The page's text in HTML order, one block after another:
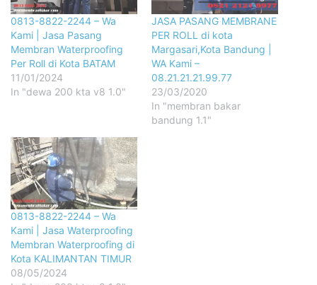
0813-8822-2244 – Wa
Kami | Jasa Pasang
Membran Waterproofing
Per Roll di Kota BATAM
11/01/2024
In "dewa 200 kta v8 1.0"
JASA PASANG MEMBRANE
PER ROLL di kota
Margasari,Kota Bandung |
WA Kami –
08.21.21.21.99.77
23/03/2020
In "membran bakar
bandung 1.1"
0813-8822-2244 – Wa
Kami | Jasa Waterproofing
Membran Waterproofing di
Kota KALIMANTAN TIMUR
08/05/2024